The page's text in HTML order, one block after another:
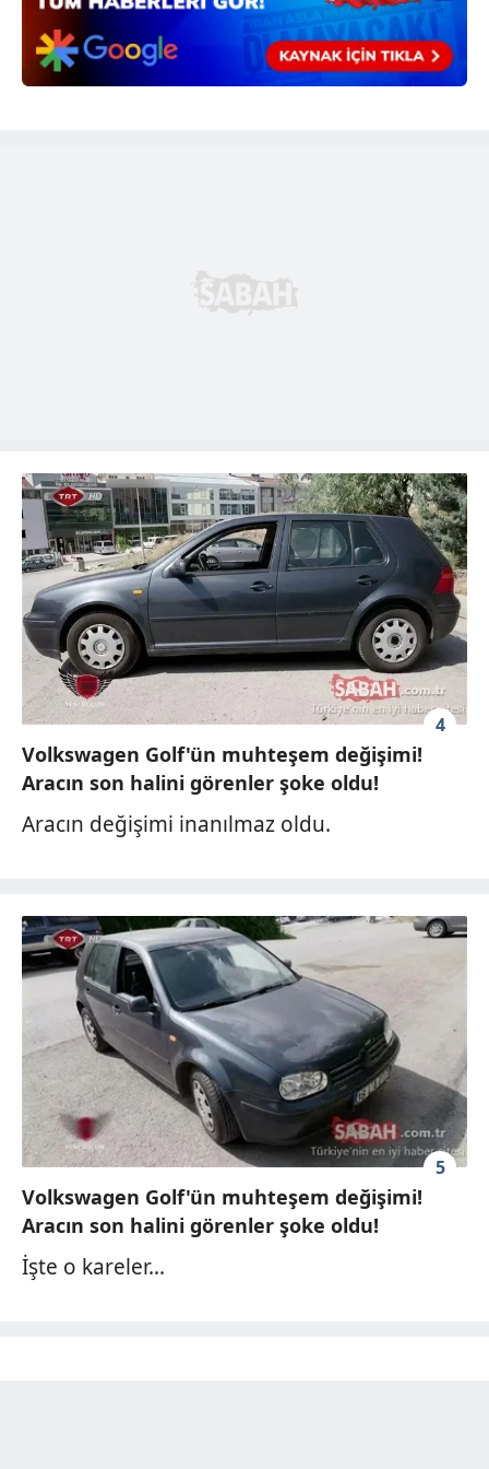
4
Volkswagen Golf'ün muhteşem değişimi!
Aracın son halini görenler şoke oldu!
Aracın değişimi inanılmaz oldu.
5
Volkswagen Golf'ün muhteşem değişimi!
Aracın son halini görenler şoke oldu!
İşte o kareler...